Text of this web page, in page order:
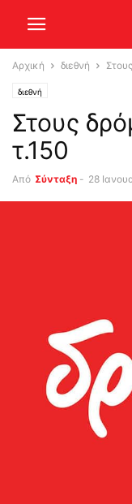
Αρχική διεθνή
διεθνή
Στους
τ.150
Από Σύνταξη - 28